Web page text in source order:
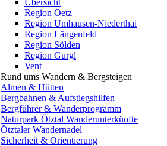
Übersicht
Region Oetz
Region Umhausen-Niederthai
Region Längenfeld
Region Sölden
Region Gurgl
Vent
Rund ums Wandern & Bergsteigen
Almen & Hütten
Bergbahnen & Aufstiegshilfen
Bergführer & Wanderprogramm
Naturpark Ötztal Wanderunterkünfte
Ötztaler Wandernadel
Sicherheit & Orientierung